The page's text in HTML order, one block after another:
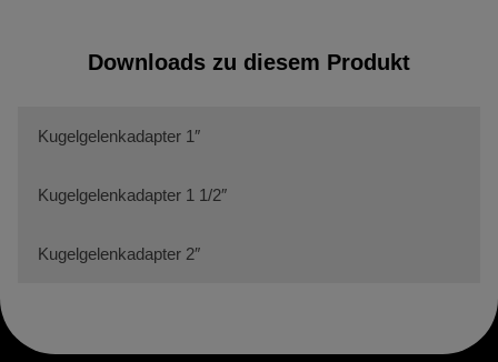
Downloads zu diesem Produkt
Kugelgelenkadapter 1″
Kugelgelenkadapter 1 1/2″
Kugelgelenkadapter 2″